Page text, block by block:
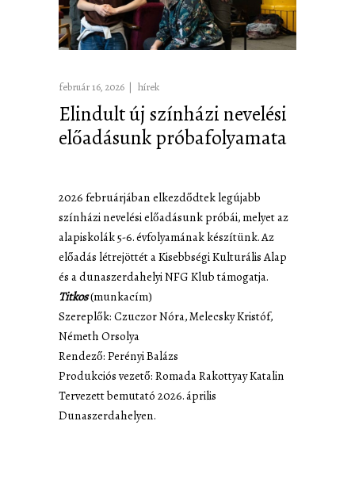
február 16, 2026 hírek
Elindult új színházi nevelési
előadásunk próbafolyamata
2026 februárjában elkezdődtek legújabb
színházi nevelési előadásunk próbái, melyet az
alapiskolák 5-6. évfolyamának készítünk. Az
előadás létrejöttét a Kisebbségi Kulturális Alap
és a dunaszerdahelyi NFG Klub támogatja.
Titkos(munkacím)
Szereplők: Czuczor Nóra, Melecsky Kristóf,
Németh Orsolya
Rendező: Perényi Balázs
Produkciós vezető: Romada Rakottyay Katalin
Tervezett bemutató 2026. április
Dunaszerdahelyen.